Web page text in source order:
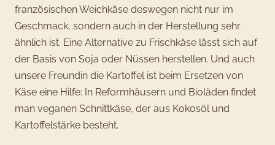
französischen Weichkäse deswegen nicht nur im
Geschmack, sondern auch in der Herstellung sehr
ähnlich ist. Eine Alternative zu Frischkäse lässt sich auf
der Basis von Soja oder Nüssen herstellen. Und auch
unsere Freundin die Kartoffel ist beim Ersetzen von
Käse eine Hilfe: In Reformhäusern und Bioläden findet
man veganen Schnittkäse, der aus Kokosöl und
Kartoffelstärke besteht.